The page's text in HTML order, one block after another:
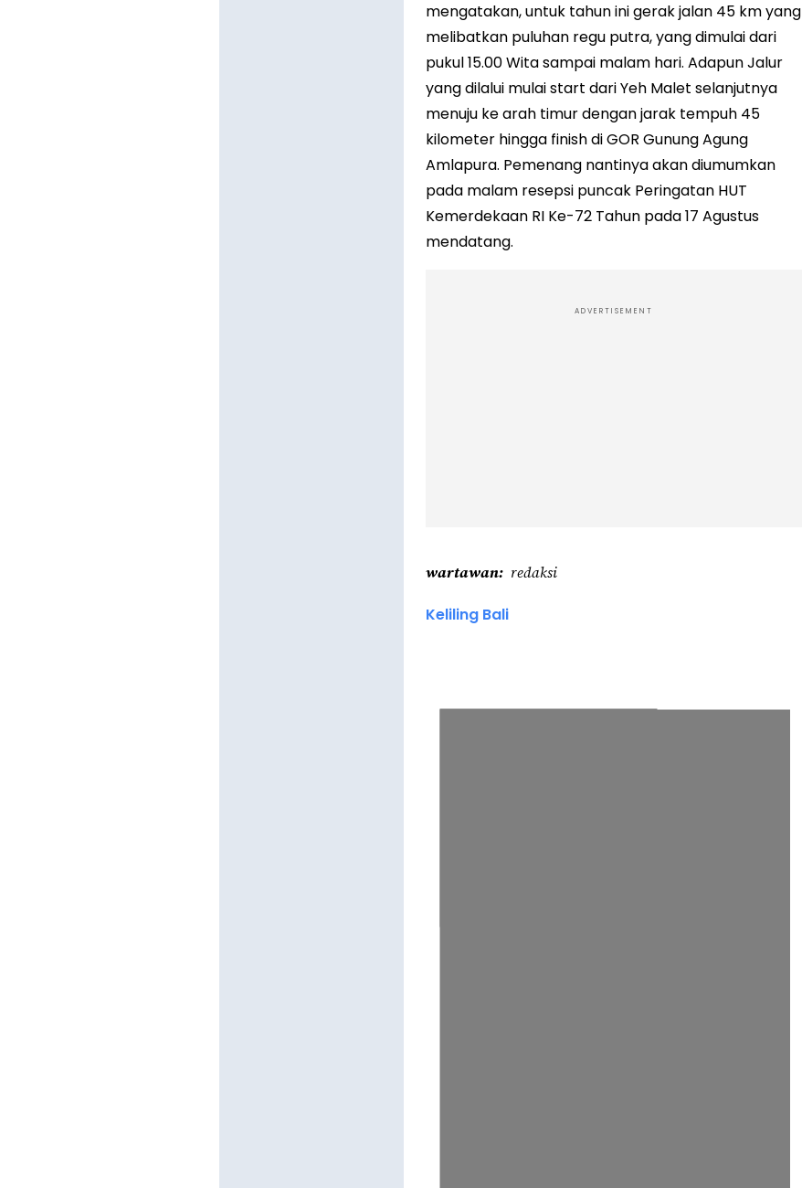
mengatakan, untuk tahun ini gerak jalan 45 km yang
melibatkan puluhan regu putra, yang dimulai dari
pukul 15.00 Wita sampai malam hari. Adapun Jalur
yang dilalui mulai start dari Yeh Malet selanjutnya
menuju ke arah timur dengan jarak tempuh 45
kilometer hingga finish di GOR Gunung Agung
Amlapura. Pemenang nantinya akan diumumkan
pada malam resepsi puncak Peringatan HUT
Kemerdekaan RI Ke-72 Tahun pada 17 Agustus
mendatang.
ADVERTISEMENT
wartawan redaksi
Keliling Bali